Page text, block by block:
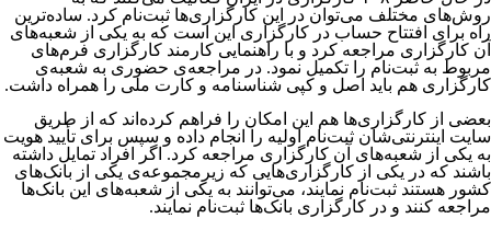
روش‌های مختلف می‌توان در این کارگزاری‌ها ثبت‌نام کرد. ساده‌ترین
راه برای افتتاح حساب در کارگزاری این است که به یکی از شعبه‌های
آن کارگزاری مراجعه کرد و با راهنمایی کارمند کارگزاری فرم‌های
مربوط به ثبت‌نام را تکمیل نمود. در مراجعه‌ی حضوری به شعبه‌ی
کارگزاری هم باید اصل و کپی شناسنامه و کارت ملی را همراه داشت.
بعضی از کارگزاری‌ها هم این امکان را فراهم کرده‌اند که از طریق
سایت اینترنتی‌شان ثبت‌نام اولیه را انجام داده و سپس برای تأیید هویت
به یکی از شعبه‌های آن کارگزاری مراجعه کرد. اگر افراد تمایل داشته
باشند که در یکی از کارگزاری‌هایی که زیرمجموعه‌ی یکی از بانک‌های
کشور هستند ثبت‌نام نمایند، می‌توانند به یکی از شعبه‌های این بانک‌ها
مراجعه کنند و در کارگزاری بانک‌ها ثبت‌نام نمایند.